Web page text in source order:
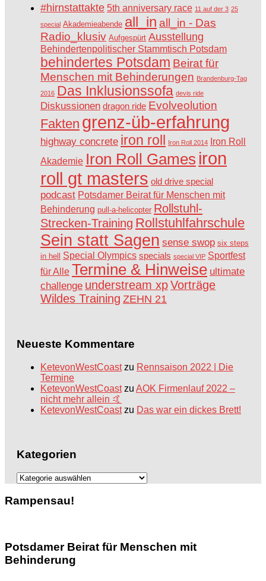
#hirnstattakte 5th anniversary race 11 auf der 3 25
special Akademieabende all_in all_in - Das
Radio_klusiv Aufgespürt Ausstellung
Behindertenpolitischer Stammtisch Potsdam
behindertes Potsdam Beirat für
Menschen mit Behinderungen Brandenburg-Tag
2016 Das Inklusionssofa devis ride
Diskussionen dragon ride Evolveolution
Fakten grenz-üb-erfahrung
highway concrete iron roll Iron Roll 2014 Iron Roll
Akademie Iron Roll Games iron
roll gt masters old drive special
podcast Potsdamer Beirat für Menschen mit
Behinderung pull-a-helicopter Rollstuhl-
Strecken-Training Rollstuhlfahrschule
Sein statt Sagen sense swop six steps
in hell Special Olympics specials special VIP Sportfest
für Alle Termine & Hinweise ultimate
challenge understream xpVorträge
Wildes Training ZEHN 21
Neueste Kommentare
KetevonWestCoastzu Rennsaison 2022 | Die
Termine
KetevonWestCoastzu AOK Firmenlauf 2022 –
nicht mehr allein 🤙
KetevonWestCoastzu Das war ein dickes Brett!
Kategorien
Kategorien
Rampensau!
Potsdamer Beirat für Menschen mit
Behinderung